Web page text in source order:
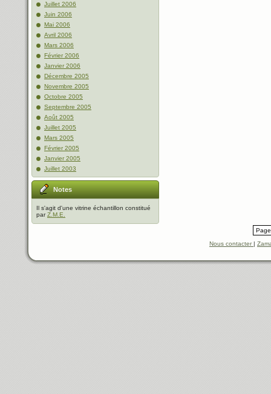
Juillet 2006
Juin 2006
Mai 2006
Avril 2006
Mars 2006
Février 2006
Janvier 2006
Décembre 2005
Novembre 2005
Octobre 2005
Septembre 2005
Août 2005
Juillet 2005
Mars 2005
Février 2005
Janvier 2005
Juillet 2003
Notes
Il s'agit d'une vitrine échantillon constitué
parZ.M.E.
Nous contacter|